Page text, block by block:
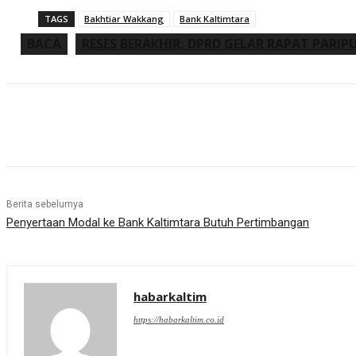
TAGS Bakhtiar Wakkang Bank Kaltimtara
Berita sebelumya
Penyertaan Modal ke Bank Kaltimtara Butuh Pertimbangan
habarkaltim
https://habarkaltim.co.id